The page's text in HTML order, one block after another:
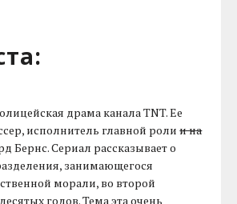
драма канала TNT. Ее
исполнитель главной ролии на
Бернс. Сериал рассказывает о
занимающегося
морали, во второй
годов. Тема эта очень